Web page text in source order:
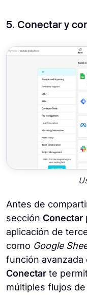
5. Conectar y
Antes de
sección Conectar
aplicación de
como Google
función avanzada
Conectar te
múltiples flujos